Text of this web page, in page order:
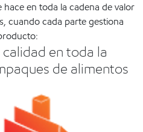
en toda la cadena de valor
cuando cada parte gestiona
en toda la
de alimentos